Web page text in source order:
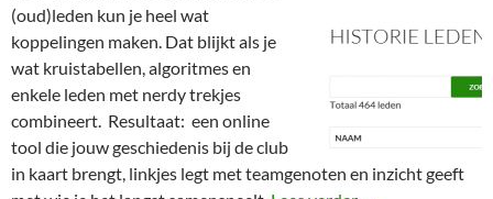
(oud)leden kun je heel wat
koppelingen maken. Dat blijkt als je
wat kruistabellen, algoritmes en
enkele leden met nerdy trekjes
combineert. Resultaat: een online
tool die jouw geschiedenis bij de club
in kaart brengt, linkjes legt met teamgenoten en inzicht geeft